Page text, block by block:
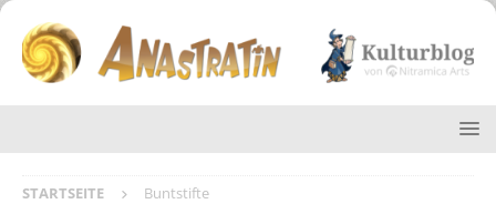
STARTSEITE Buntstifte